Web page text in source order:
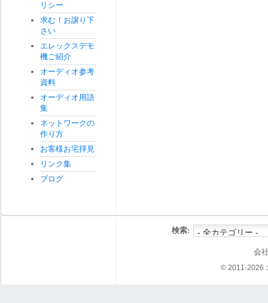
リシー
求む！お譲り下
さい
エレックスデモ
機ご紹介
オーディオ参考
資料
オーディオ用語
集
ネットワークの
作り方
お客様お宅拝見
リンク集
ブログ
検索:
会
© 2011-2026